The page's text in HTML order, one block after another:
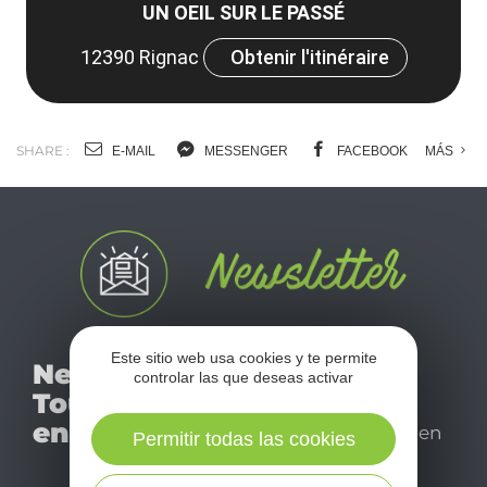
UN OEIL SUR LE PASSÉ
12390 Rignac
Obtenir l'itinéraire
SHARE : E-MAIL MESSENGER FACEBOOK MÁS
Newsletter
Tourismo
en Aveyron
No se pierda nuestro
mensual newsletter y
disfrutar de su estancia en
Este sitio web usa cookies y te permite
controlar las que deseas activar
Permitir todas las cookies